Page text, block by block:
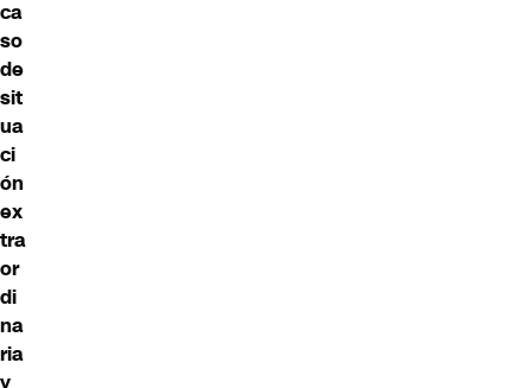
ca
so
de
sit
ua
ci
ón
ex
tra
or
di
na
ria